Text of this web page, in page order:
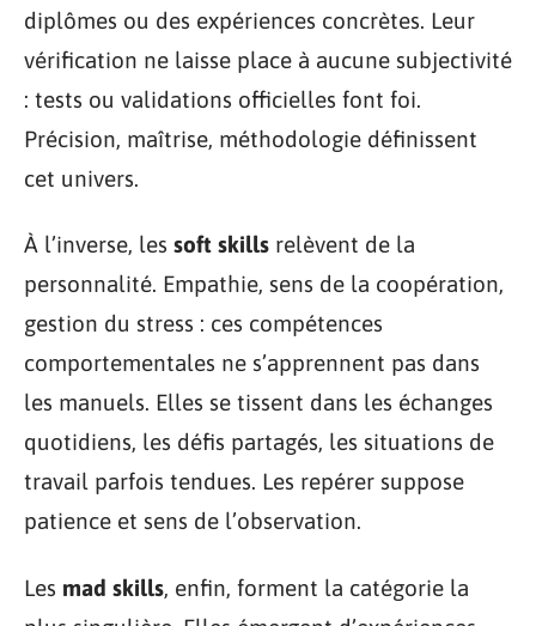
diplômes ou des expériences concrètes. Leur
vérification ne laisse place à aucune subjectivité
: tests ou validations officielles font foi.
Précision, maîtrise, méthodologie définissent
cet univers.
À l’inverse, les soft skills relèvent de la
personnalité. Empathie, sens de la coopération,
gestion du stress : ces compétences
comportementales ne s’apprennent pas dans
les manuels. Elles se tissent dans les échanges
quotidiens, les défis partagés, les situations de
travail parfois tendues. Les repérer suppose
patience et sens de l’observation.
Les mad skills, enfin, forment la catégorie la